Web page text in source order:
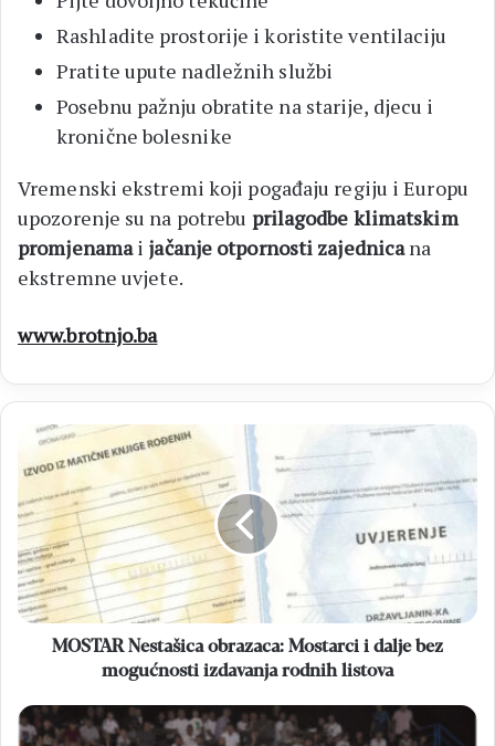
Rashladite prostorije i koristite ventilaciju
Pratite upute nadležnih službi
Posebnu pažnju obratite na starije, djecu i
kronične bolesnike
Vremenski ekstremi koji pogađaju regiju i Europu
upozorenje su na potrebu prilagodbe klimatskim
promjenamai jačanje otpornosti zajednicana
ekstremne uvjete.
www.brotnjo.ba
MOSTAR
Nestašica
obrazaca:
Mostarci
i
dalje
bez
mogućnosti
izdavanja
rodnihMOSTAR Nestašica obrazaca: Mostarci i dalje bez
mogućnosti izdavanja rodnih listova
MNL
MZ